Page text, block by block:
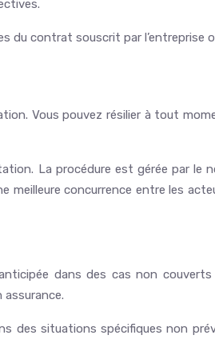
contrat souscrit par l’entreprise
Vous pouvez résilier à tout
La procédure est gérée par le
concurrence entre les
dans des cas non
situations spécifiques non